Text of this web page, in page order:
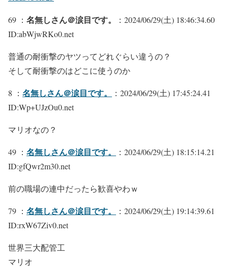
69 ： 名無しさん＠涙目です。
：2024/06/29(土) 18:46:34.60
ID:abWjwRKo0.net
普通の耐衝撃のヤツってどれぐらい違うの？
そして耐衝撃のはどこに使うのか
8 ： 名無しさん＠涙目です。
：2024/06/29(土) 17:45:24.41
ID:Wp+UJzOu0.net
マリオなの？
49 ： 名無しさん＠涙目です。
：2024/06/29(土) 18:15:14.21
ID:gfQwr2m30.net
前の職場の連中だったら歓喜やわｗ
79 ： 名無しさん＠涙目です。
：2024/06/29(土) 19:14:39.61
ID:rxW67Ziv0.net
世界三大配管工
マリオ